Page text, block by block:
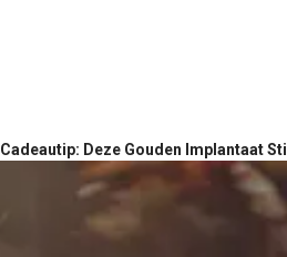
Cadeautip: Deze Gouden Implantaat